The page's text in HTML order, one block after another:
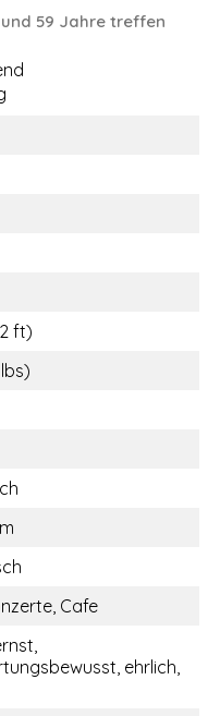
59 Jahre treffen
ft)
Cafe
ehrlich,